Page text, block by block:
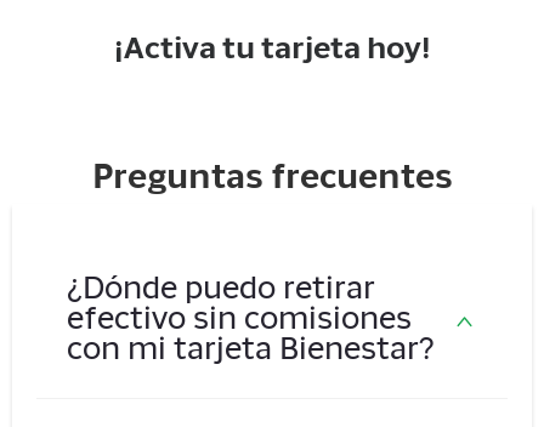
¡Activa tu tarjeta hoy!
Preguntas frecuentes
¿Dónde puedo retirar
efectivo sin comisiones
con mi tarjeta Bienestar?